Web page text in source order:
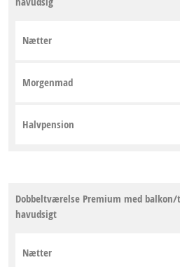
Nætter
Morgenmad
Halvpension
Dobbeltværelse Premium med balkon/
havudsigt
Nætter